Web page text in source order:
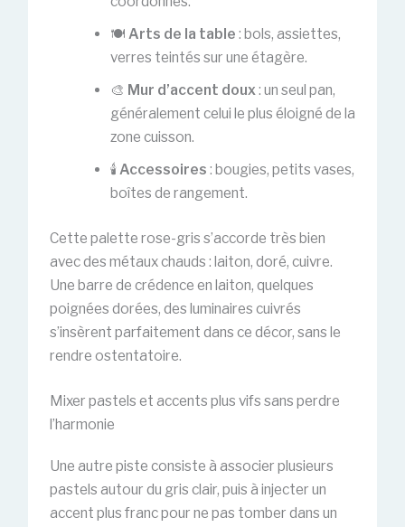
🍽️ Arts de la table : bols, assiettes,
verres teintés sur une étagère.
🎨 Mur d’accent doux: un seul pan,
généralement celui le plus éloigné de la
zone cuisson.
🕯️Accessoires : bougies, petits vases,
boîtes de rangement.
Cette palette rose-gris s’accorde très bien
avec des métaux chauds : laiton, doré, cuivre.
Une barre de crédence en laiton, quelques
poignées dorées, des luminaires cuivrés
s’insèrent parfaitement dans ce décor, sans le
rendre ostentatoire.
Mixer pastels et accents plus vifs sans perdre
l’harmonie
Une autre piste consiste à associer plusieurs
pastels autour du gris clair, puis à injecter un
accent plus franc pour ne pas tomber dans un